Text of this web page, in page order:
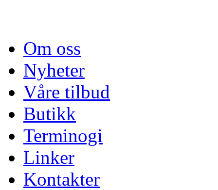
Om oss
Nyheter
Våre tilbud
Butikk
Terminogi
Linker
Kontakter